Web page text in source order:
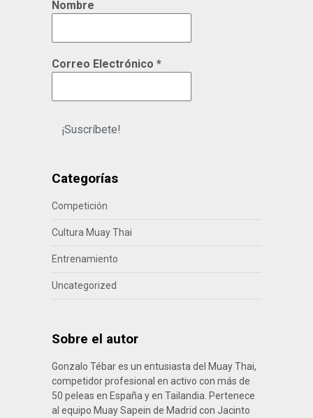
Nombre
Correo Electrónico *
Categorías
Competición
Cultura Muay Thai
Entrenamiento
Uncategorized
Sobre el autor
Gonzalo Tébar es un entusiasta del Muay Thai,
competidor profesional en activo con más de
50 peleas en España y en Tailandia. Pertenece
al equipo Muay Sapein de Madrid con Jacinto